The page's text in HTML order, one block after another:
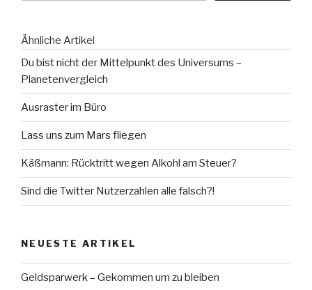
Ähnliche Artikel
Du bist nicht der Mittelpunkt des Universums –
Planetenvergleich
Ausraster im Büro
Lass uns zum Mars fliegen
Käßmann: Rücktritt wegen Alkohl am Steuer?
Sind die Twitter Nutzerzahlen alle falsch?!
NEUESTE ARTIKEL
Geldsparwerk – Gekommen um zu bleiben